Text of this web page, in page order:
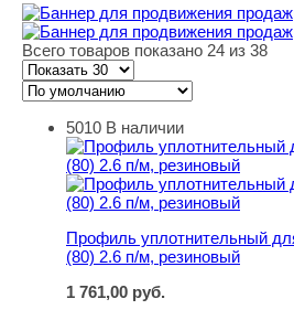
Всего товаров показано 24 из 38
Профиль уплотнительный
5010 В наличии
Профиль уплотнительный
(80) 2.6 п/м, резиновый
1 761,00 руб.